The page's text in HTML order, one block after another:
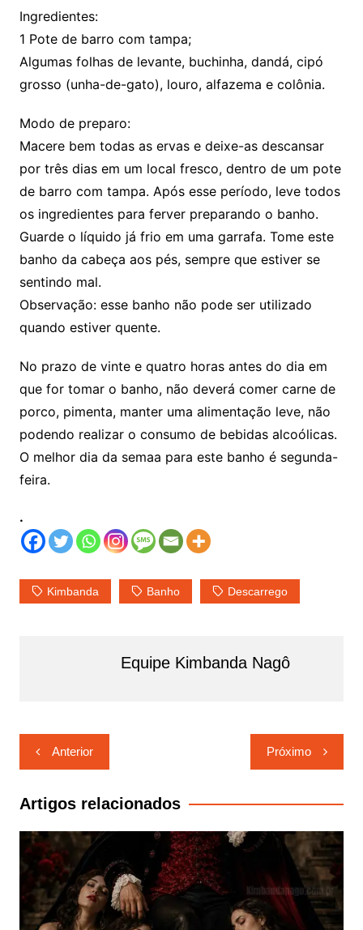
Ingredientes:
1 Pote de barro com tampa;
Algumas folhas de levante, buchinha, dandá, cipó
grosso (unha-de-gato), louro, alfazema e colônia.
Modo de preparo:
Macere bem todas as ervas e deixe-as descansar
por três dias em um local fresco, dentro de um pote
de barro com tampa. Após esse período, leve todos
os ingredientes para ferver preparando o banho.
Guarde o líquido já frio em uma garrafa. Tome este
banho da cabeça aos pés, sempre que estiver se
sentindo mal.
Observação: esse banho não pode ser utilizado
quando estiver quente.
No prazo de vinte e quatro horas antes do dia em
que for tomar o banho, não deverá comer carne de
porco, pimenta, manter uma alimentação leve, não
podendo realizar o consumo de bebidas alcoólicas.
O melhor dia da semaa para este banho é segunda-
feira.
.
Kimbanda Banho Descarrego
Equipe Kimbanda Nagô
Navegação
de
Post
Anterior Próximo
Artigos relacionados